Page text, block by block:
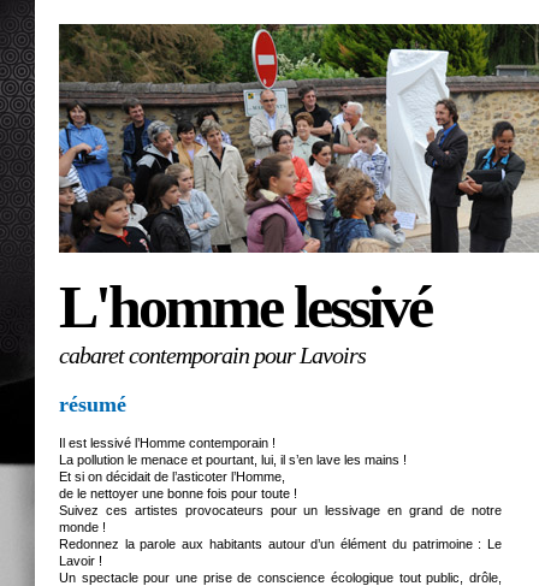
L'homme lessivé
cabaret contemporain pour Lavoirs
résumé
Il est lessivé l’Homme contemporain !
La pollution le menace et pourtant, lui, il s’en lave les mains !
Et si on décidait de l’asticoter l’Homme,
de le nettoyer une bonne fois pour toute !
Suivez ces artistes provocateurs pour un lessivage en grand de notre
monde !
Redonnez la parole aux habitants autour d’un élément du patrimoine : Le
Lavoir !
Un spectacle pour une prise de conscience écologique tout public, drôle,